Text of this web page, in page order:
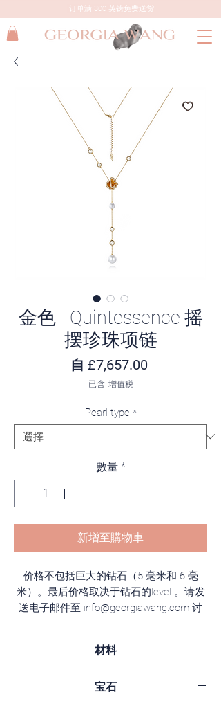
订单满 300 英镑免费送货
金色 - Quintessence 摇
摆珍珠项链
自 £7,657.00促銷價格
已含 增值税
Pearl type *
數量 *
新增至購物車
价格不包括巨大的钻石（5 毫米和 6 毫
米）。最后价格取决于钻石的level 。请发
送电子邮件至 info@georgiawang.com 讨
定做，4 到 6 周后交货。
材料
宝石